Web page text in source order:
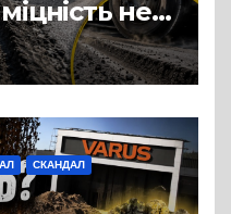
не
дороги
СКАНДАЛ